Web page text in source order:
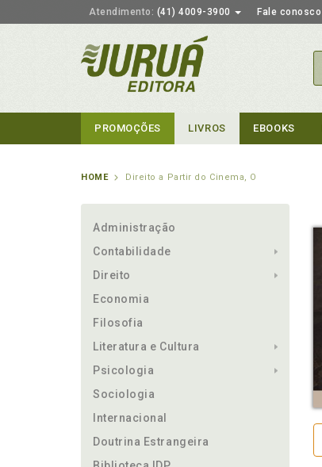
Atendimento: (41) 4009-3900 Fale conosco
PROMOÇÕES LIVROS EBOOKS
HOME Direito a Partir do Cinema, O
Administração
Contabilidade
Direito
Economia
Filosofia
Literatura e Cultura
Psicologia
Sociologia
Internacional
Doutrina Estrangeira